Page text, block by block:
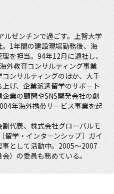
ルゼンチンで過ごす。上智大学
1年間の建設現場勤務後、海
を担当。94年12月に退社し、
外教育コンサルティング事業
ンサルティングのほか、大手
げ、企業派遣留学のサポート
業の顧問やSNS開発会社の創
年海外携帯サービス事業を起
代表、株式会社グローバルモ
学・インターンシップ］ガイ
事として活動中。2005～2007
）の委員も務めている。